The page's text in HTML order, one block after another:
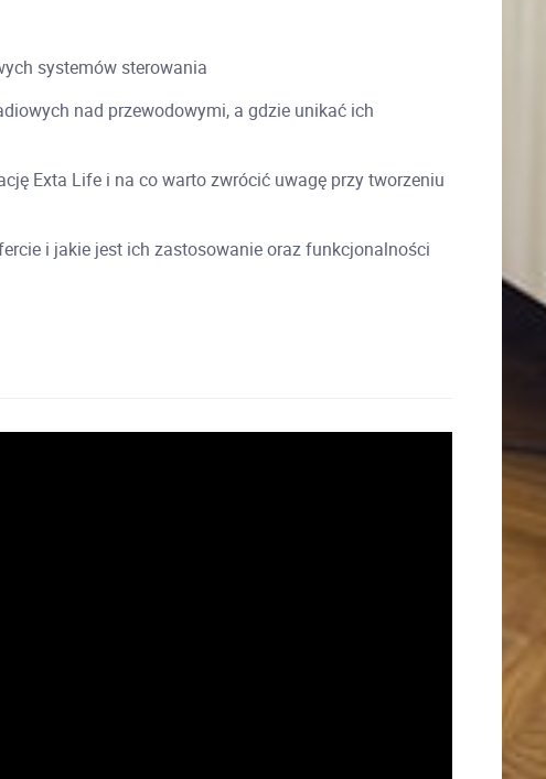
systemów sterowania
nad przewodowymi, a gdzie unikać ich
Exta Life i na co warto zwrócić uwagę przy tworzeniu
i jakie jest ich zastosowanie oraz funkcjonalności